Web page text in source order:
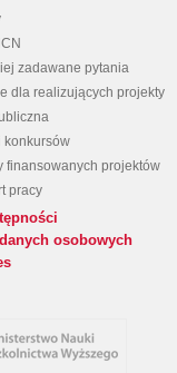
zadawane pytania
dla realizujących projekty
konkursów
finansowanych projektów
pracy
osobowych